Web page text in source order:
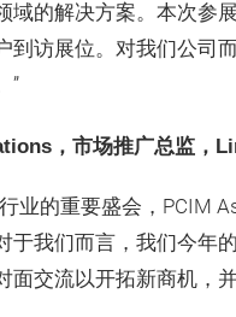
域的解决方案。本次参
到访展位。对我们公司
”
，市场推广总监，
业的重要盛会，PCIM
于我们而言，我们今年
面交流以开拓新商机，